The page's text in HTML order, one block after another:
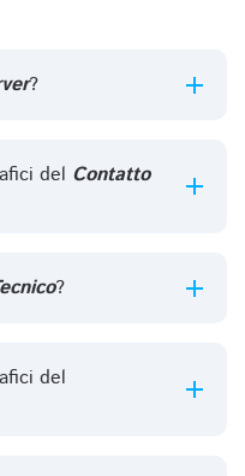
?
del Contatto
?
del